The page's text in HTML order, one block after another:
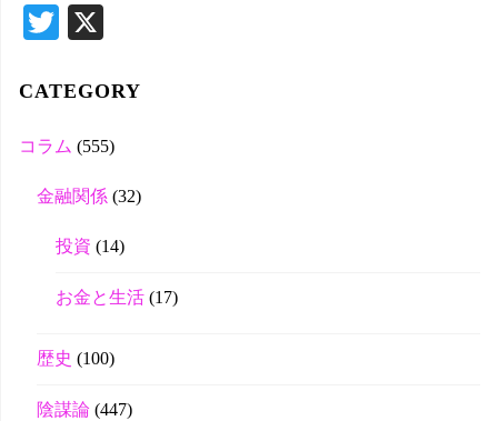
T
tte
CATEGORY
コラム (555)
金融関係 (32)
投資 (14)
お金と生活(17)
歴史 (100)
陰謀論 (447)